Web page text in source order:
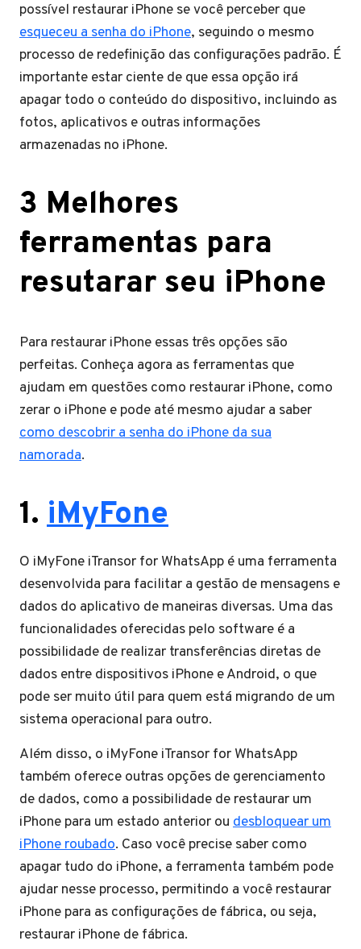
possível restaurar iPhone se você perceber que
esqueceu a senha do iPhone, seguindo o mesmo
processo de redefinição das configurações padrão. É
importante estar ciente de que essa opção irá
apagar todo o conteúdo do dispositivo, incluindo as
fotos, aplicativos e outras informações
armazenadas no iPhone.
3 Melhores
ferramentas para
resutarar seu iPhone
Para restaurar iPhone essas três opções são
perfeitas. Conheça agora as ferramentas que
ajudam em questões como restaurar iPhone, como
zerar o iPhone e pode até mesmo ajudar a saber
como descobrir a senha do iPhone da sua
namorada.
1. iMyFone
O iMyFone iTransor for WhatsApp é uma ferramenta
desenvolvida para facilitar a gestão de mensagens e
dados do aplicativo de maneiras diversas. Uma das
funcionalidades oferecidas pelo software é a
possibilidade de realizar transferências diretas de
dados entre dispositivos iPhone e Android, o que
pode ser muito útil para quem está migrando de um
sistema operacional para outro.
Além disso, o iMyFone iTransor for WhatsApp
também oferece outras opções de gerenciamento
de dados, como a possibilidade de restaurar um
iPhone para um estado anterior ou desbloquear um
iPhone roubado. Caso você precise saber como
apagar tudo do iPhone, a ferramenta também pode
ajudar nesse processo, permitindo a você restaurar
iPhone para as configurações de fábrica, ou seja,
restaurar iPhone de fábrica.